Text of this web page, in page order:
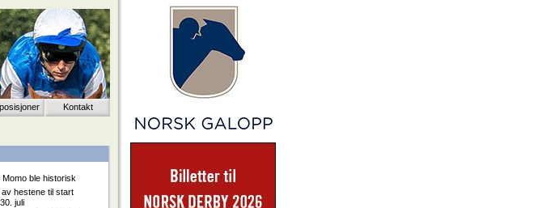
Kontakt
ble historisk
hestene til start
juli